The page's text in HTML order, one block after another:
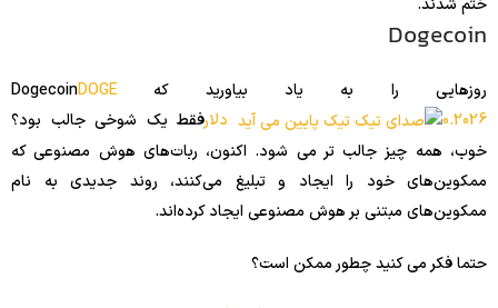
ختم شدند.
Dogecoin
روزهایی را به یاد بیاورید که Dogecoin DOGE
0.2026 دلار
فقط یک شوخی جالب بود؟
خوب، همه چیز جالب تر می شود. اکنون، ربات‌های هوش مصنوعی که
ممکوین‌های خود را ایجاد و تبلیغ می‌کنند، روند جدیدی به نام
ممکوین‌های مبتنی بر هوش مصنوعی ایجاد کرده‌اند.
حتما فکر می کنید چطور ممکن است؟